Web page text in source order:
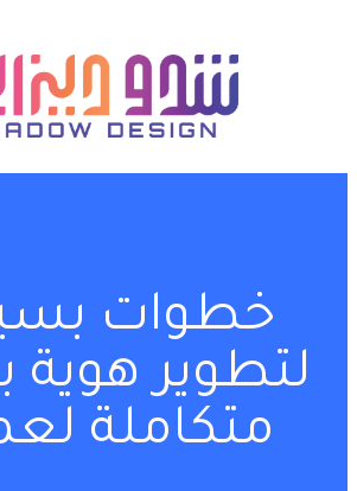
خطوات
لتطوير هوية
متكاملة